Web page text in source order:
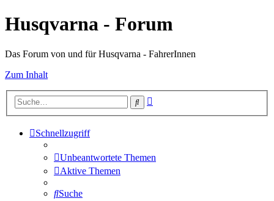
Husqvarna - Forum
Das Forum von und für Husqvarna - FahrerInnen
Zum Inhalt
Suche
Schnellzugriff
Unbeantwortete Themen
Aktive Themen
Suche